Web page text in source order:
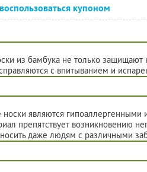
купоном
из бамбука не только защищают
с впитыванием и
носки являются
препятствует возникновению
даже людям с различными